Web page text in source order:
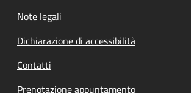
Note legali
Dichiarazione di accessibilità
Contatti
Prenotazione appuntamento